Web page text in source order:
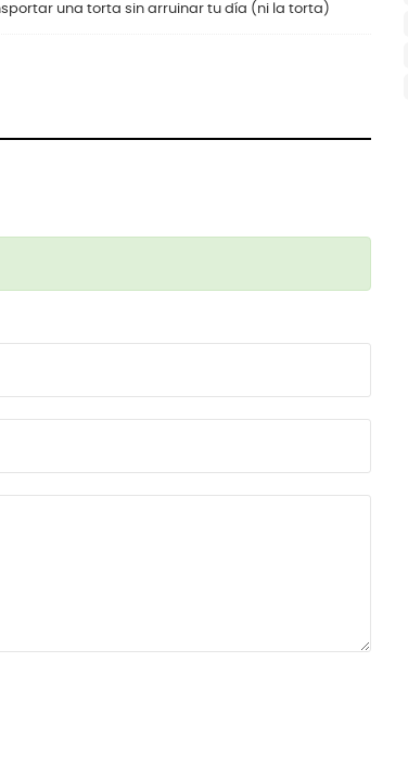
una torta sin arruinar tu día (ni la torta)